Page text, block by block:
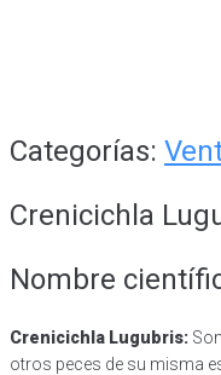
Categorías:
Crenicichla
Nombre
Crenicichla Lugubris:
otros peces de su misma